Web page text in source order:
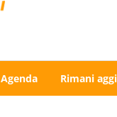
Agenda Rimani